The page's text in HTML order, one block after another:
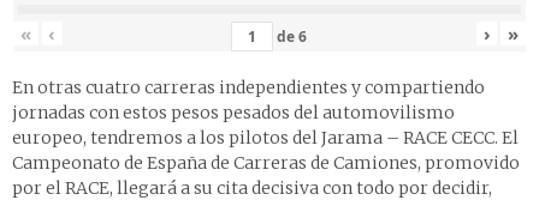
« ‹ de6 › »
En otras cuatro carreras independientes y compartiendo
jornadas con estos pesos pesados del automovilismo
europeo, tendremos a los pilotos del Jarama – RACE CECC. El
Campeonato de España de Carreras de Camiones, promovido
por el RACE, llegará a su cita decisiva con todo por decidir,